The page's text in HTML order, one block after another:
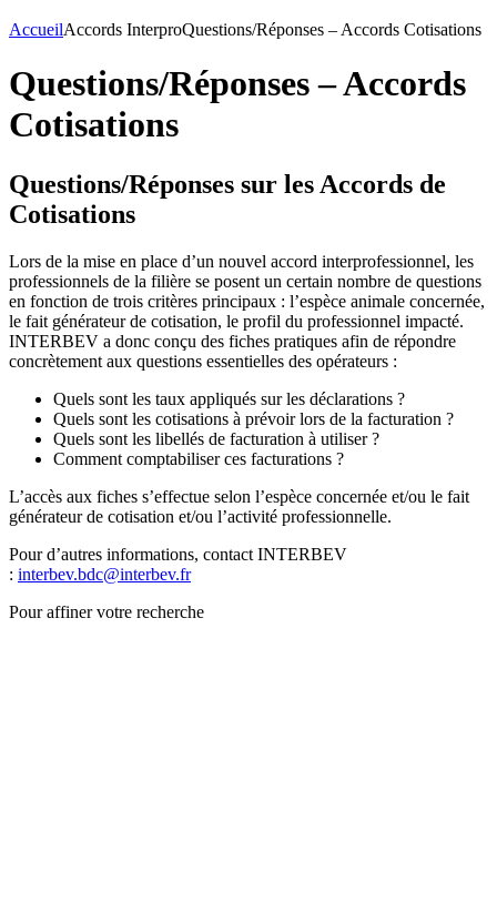
AccueilAccords InterproQuestions/Réponses – Accords Cotisations
Questions/Réponses – Accords
Cotisations
Questions/Réponses sur les Accords de
Cotisations
Lors de la mise en place d’un nouvel accord interprofessionnel, les
professionnels de la filière se posent un certain nombre de questions
en fonction de trois critères principaux : l’espèce animale concernée,
le fait générateur de cotisation, le profil du professionnel impacté.
INTERBEV a donc conçu des fiches pratiques afin de répondre
concrètement aux questions essentielles des opérateurs :
Quels sont les taux appliqués sur les déclarations ?
Quels sont les cotisations à prévoir lors de la facturation ?
Quels sont les libellés de facturation à utiliser ?
Comment comptabiliser ces facturations ?
L’accès aux fiches s’effectue selon l’espèce concernée et/ou le fait
générateur de cotisation et/ou l’activité professionnelle.
Pour d’autres informations, contact INTERBEV
: interbev.bdc@interbev.fr
Pour affiner votre recherche